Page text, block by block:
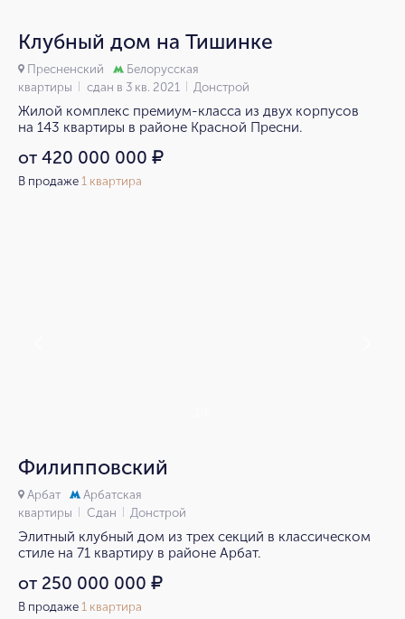
Клубный дом на Тишинке
Пресненский
Белорусская
квартиры
сдан в 3 кв. 2021 Донстрой
Жилой комплекс премиум-класса из двух корпусов
на 143 квартиры в районе Красной Пресни.
от 420 000 000 ₽
В продаже 1 квартира
Филипповский
Арбат
Арбатская
квартиры
Сдан Донстрой
Элитный клубный дом из трех секций в классическом
стиле на 71 квартиру в районе Арбат.
от 250 000 000 ₽
В продаже 1 квартира